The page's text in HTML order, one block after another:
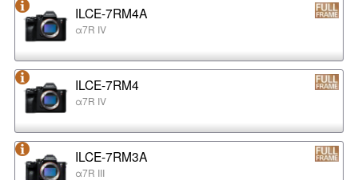
ILCE-7RM4A
α7R IV
ILCE-7RM4
α7R IV
ILCE-7RM3A
α7R III